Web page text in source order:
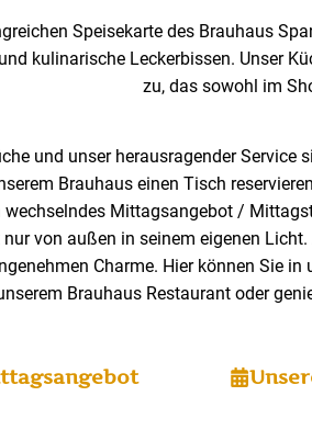
Speisekarte des Brauhaus
kulinarische Leckerbissen. Unser
zu, das sowohl im
und unser herausragender
Brauhaus einen Tisch
wechselndes Mittagsangebot /
von außen in seinem eigenen
Charme. Hier können Sie
Brauhaus Restaurant oder